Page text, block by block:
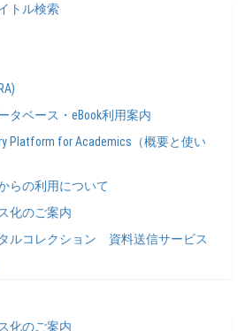
トル検索
ベース・eBook利用案内
Platform for Academics（概要と使い
らの利用について
化のご案内
ルコレクション 資料送信サービス
化のご案内